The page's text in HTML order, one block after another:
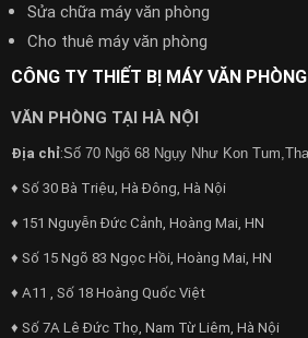
Sửa chữa máy văn phòng
Cho thuê máy văn phòng
CÔNG TY THIẾT BỊ MÁY VĂN
VĂN PHÒNG TẠI HÀ NỘI
Địa chỉ:Số 70 Ngõ 68 Ngụy Như Kon
♦ Số 30 Bà Triệu, Hà Đông, Hà Nội
♦ 151 Nguyễn Đức Cảnh, Hoàng Mai, HN
♦ Số 15 Ngõ 83 Ngọc Hồi, Hoàng Mai, HN
♦ A11 , Số 18 Hoàng Quốc Việt
♦ Số 7A Lê Đức Thọ, Nam Từ Liêm, Hà Nội